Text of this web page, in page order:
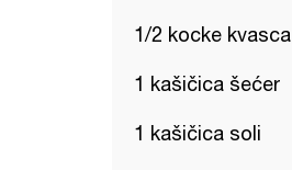
1/2 kocke kvasca
1 kašičica šećer
1 kašičica soli